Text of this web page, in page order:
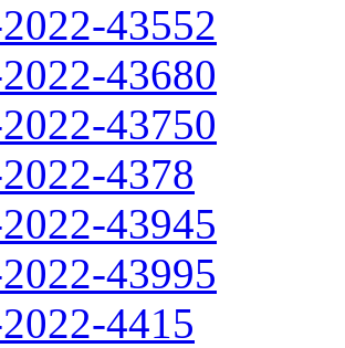
43552
43680
43750
4378
43945
43995
4415